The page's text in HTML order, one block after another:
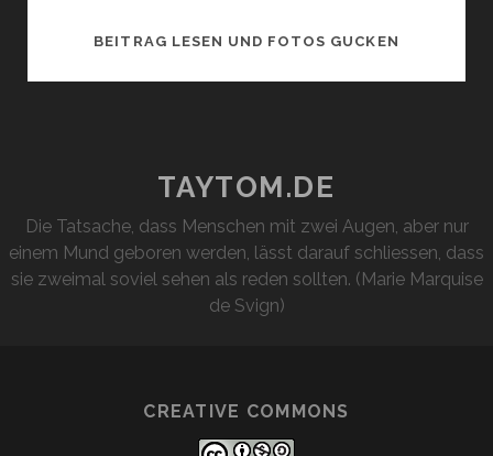
BEITRAG LESEN UND FOTOS GUCKEN
TAYTOM.DE
Die Tatsache, dass Menschen mit zwei Augen, aber nur
einem Mund geboren werden, lässt darauf schliessen, dass
sie zweimal soviel sehen als reden sollten. (Marie Marquise
de Svign)
CREATIVE COMMONS